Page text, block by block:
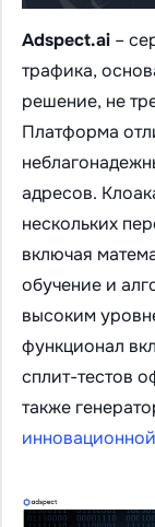
Adspect.ai –
трафика,
решение, не
Платформа
адресов.
нескольких
включая
обучение и
высоким
функционал
сплит-тестов
также